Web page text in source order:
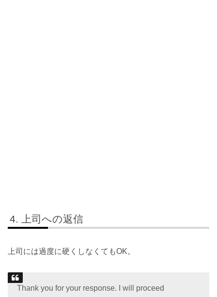
上司への返信
上司には過度に硬くしなくてもOK。
Thank you for your response. I will proceed